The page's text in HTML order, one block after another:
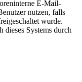
E-Mail-
nutzen, falls
wurde.
dieses Systems durch